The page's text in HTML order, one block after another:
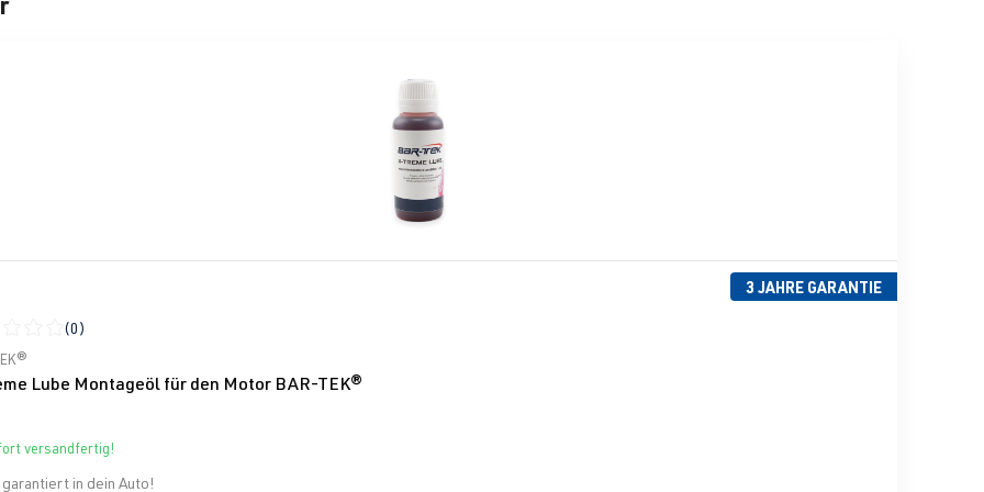
3 JAHRE GARANTIE
Bewertung von 0 von 5 Sternen
(0)
Lube Montageöl für den Motor BAR-TEK®
versandfertig!
garantiert in dein Auto!